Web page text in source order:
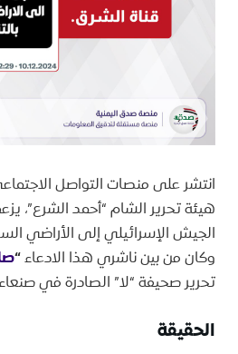
انتشر على منصات التواصل
هيئة تحرير الشام “أحمد الشرع”،
الجيش الإسرائيلي إلى الأراضي
وكان من بين ناشري هذا الادعاء“
تحرير صحيفة “لا” الصادرة في
الحقيقة